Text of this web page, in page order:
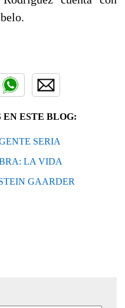
EN ESTE BLOG:
SERIA
LA VIDA
GAARDER